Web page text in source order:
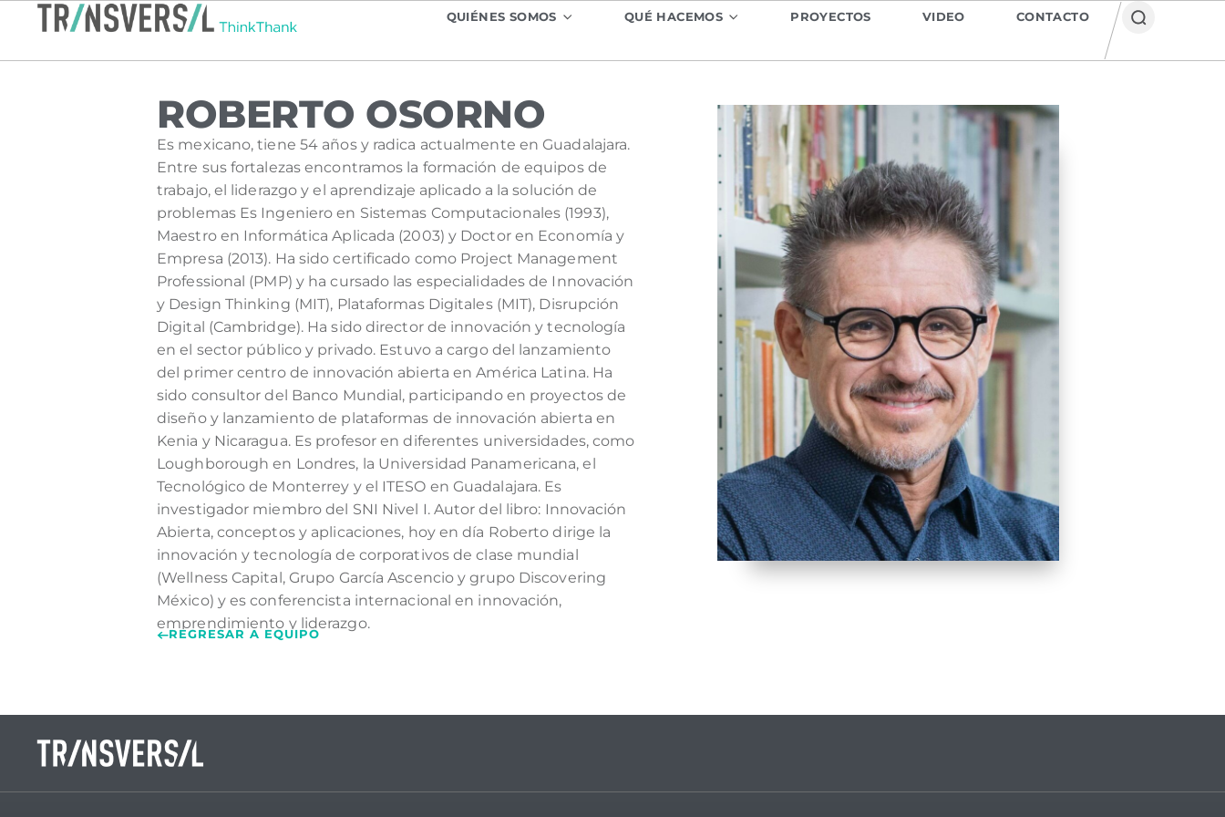
QUIÉNES SOMOS QUÉ HACEMOS PROYECTOS VIDEO CONTACTO
ROBERTO OSORNO
Es mexicano, tiene 54 años y radica actualmente en Guadalajara.
Entre sus fortalezas encontramos la formación de equipos de
trabajo, el liderazgo y el aprendizaje aplicado a la solución de
problemas Es Ingeniero en Sistemas Computacionales (1993),
Maestro en Informática Aplicada (2003) y Doctor en Economía y
Empresa (2013). Ha sido certificado como Project Management
Professional (PMP) y ha cursado las especialidades de Innovación
y Design Thinking (MIT), Plataformas Digitales (MIT), Disrupción
Digital (Cambridge). Ha sido director de innovación y tecnología
en el sector público y privado. Estuvo a cargo del lanzamiento
del primer centro de innovación abierta en América Latina. Ha
sido consultor del Banco Mundial, participando en proyectos de
diseño y lanzamiento de plataformas de innovación abierta en
Kenia y Nicaragua. Es profesor en diferentes universidades, como
Loughborough en Londres, la Universidad Panamericana, el
Tecnológico de Monterrey y el ITESO en Guadalajara. Es
investigador miembro del SNI Nivel I. Autor del libro: Innovación
Abierta, conceptos y aplicaciones, hoy en día Roberto dirige la
innovación y tecnología de corporativos de clase mundial
(Wellness Capital, Grupo García Ascencio y grupo Discovering
México) y es conferencista internacional en innovación,
emprendimiento y liderazgo.
REGRESAR A EQUIPO